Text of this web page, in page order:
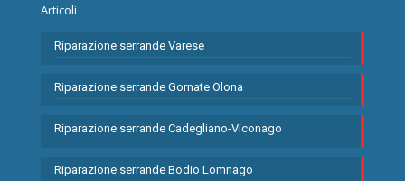
Articoli
Riparazione serrande Varese
Riparazione serrande Gornate Olona
Riparazione serrande Cadegliano-Viconago
Riparazione serrande Bodio Lomnago